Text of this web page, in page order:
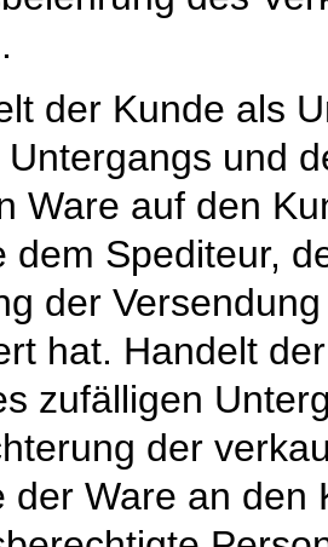
der Kunde als
und
Ware auf den
dem Spediteur,
der
hat. Handelt
zufälligen
der
der Ware an den